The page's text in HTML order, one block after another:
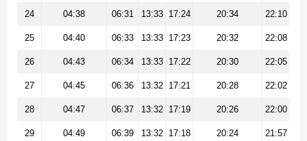
24 04:38 06:31 13:33 17:24 20:34 22:10
25 04:40 06:33 13:33 17:23 20:32 22:08
26 04:43 06:34 13:33 17:22 20:30 22:05
27 04:45 06:36 13:32 17:21 20:28 22:02
28 04:47 06:37 13:32 17:19 20:26 22:00
29 04:49 06:39 13:32 17:18 20:24 21:57